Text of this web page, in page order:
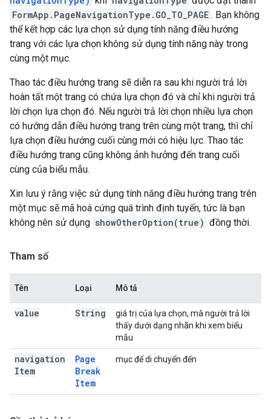
FormApp.PageNavigationType.GO_TO_PAGE . Bạn không
thể kết hợp các lựa chọn sử dụng tính năng điều hướng
trang với các lựa chọn không sử dụng tính năng này trong
cùng một mục.
Thao tác điều hướng trang sẽ diễn ra sau khi người trả lời
hoàn tất một trang có chứa lựa chọn đó và chỉ khi người trả
lời chọn lựa chọn đó. Nếu người trả lời chọn nhiều lựa chọn
có hướng dẫn điều hướng trang trên cùng một trang, thì chỉ
lựa chọn điều hướng cuối cùng mới có hiệu lực. Thao tác
điều hướng trang cũng không ảnh hưởng đến trang cuối
cùng của biểu mẫu.
Xin lưu ý rằng việc sử dụng tính năng điều hướng trang trên
một mục sẽ mã hoá cứng quá trình định tuyến, tức là bạn
không nên sử dụng showOtherOption(true) đồng thời.
Tham số
Tên Loại Mô tả
value String
giá trị của lựa chọn, mà người trả lời
thấy dưới dạng nhãn khi xem biểu
mẫu
navigation
Item
Page
Break
Item
mục để di chuyển đến